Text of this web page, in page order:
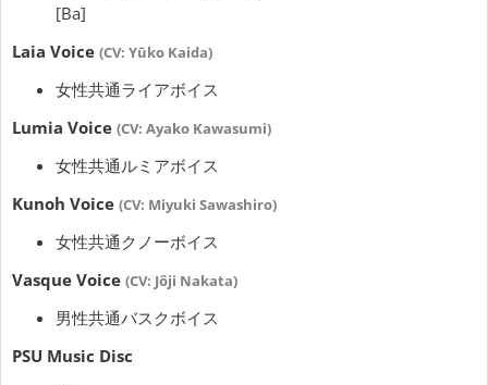
[Ba]
Laia Voice (CV: Yūko Kaida)
女性共通ライアボイス
Lumia Voice (CV: Ayako Kawasumi)
女性共通ルミアボイス
Kunoh Voice (CV: Miyuki Sawashiro)
女性共通クノーボイス
Vasque Voice (CV: Jôji Nakata)
男性共通バスクボイス
PSU Music Disc